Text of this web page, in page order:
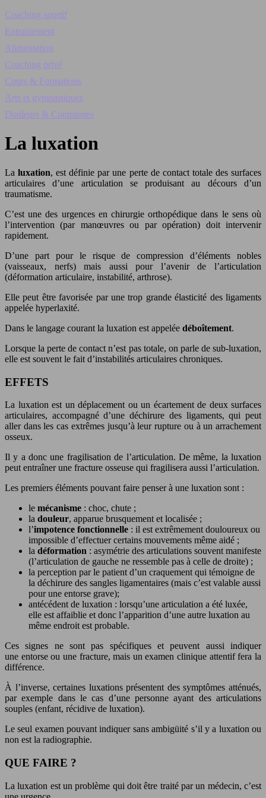
Coaching sportif
Entrainement
Alimentation
Coaching privé
Cours & Formations
Arts et gymnastiques
Douleurs & Contraintes
La luxation
Laluxation, est définie par une perte de contact totale des surfaces
articulaires d’une articulation se produisant au décours d’un
traumatisme.
C’est une des urgences en chirurgie orthopédique dans le sens où
l’intervention (par manœuvres ou par opération) doit intervenir
rapidement.
D’une part pour le risque de compression d’éléments nobles
(vaisseaux, nerfs) mais aussi pour l’avenir de l’articulation
(déformation articulaire, instabilité, arthrose).
Elle peut être favorisée par une trop grande élasticité des ligaments
appelée hyperlaxité.
Dans le langage courant la luxation est appelée déboîtement.
Lorsque la perte de contact n’est pas totale, on parle de sub-luxation,
elle est souvent le fait d’instabilités articulaires chroniques.
EFFETS
La luxation est un déplacement ou un écartement de deux surfaces
articulaires, accompagné d’une déchirure des ligaments, qui peut
aller dans les cas extrêmes jusqu’à leur rupture ou à un arrachement
osseux.
Il y a donc une fragilisation de l’articulation. De même, la luxation
peut entraîner une fracture osseuse qui fragilisera aussi l’articulation.
Les premiers éléments pouvant faire penser à une luxation sont :
le mécanisme : choc, chute ;
la douleur, apparue brusquement et localisée ;
l’impotence fonctionnelle : il est extrêmement douloureux ou
impossible d’effectuer certains mouvements même aidé ;
la déformation : asymétrie des articulations souvent manifeste
(l’articulation de gauche ne ressemble pas à celle de droite) ;
la perception par le patient d’un craquement qui témoigne de
la déchirure des sangles ligamentaires (mais c’est valable aussi
pour une entorse grave);
antécédent de luxation : lorsqu’une articulation a été luxée,
elle est affaiblie et donc l’apparition d’une autre luxation au
même endroit est probable.
Ces signes ne sont pas spécifiques et peuvent aussi indiquer
une entorse ou une fracture, mais un examen clinique attentif fera la
différence.
À l’inverse, certaines luxations présentent des symptômes atténués,
par exemple dans le cas d’une personne ayant des articulations
souples (enfant, récidive de luxation).
Le seul examen pouvant indiquer sans ambigüité s’il y a luxation ou
non est la radiographie.
QUE FAIRE ?
La luxation est un problème qui doit être traité par un médecin, c’est